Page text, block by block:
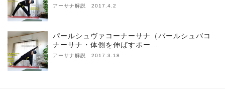
アーサナ解説 2017.4.2
パールシュヴァコーナーサナ（パールシュバコ
ナーサナ・体側を伸ばすポー…
アーサナ解説 2017.3.18